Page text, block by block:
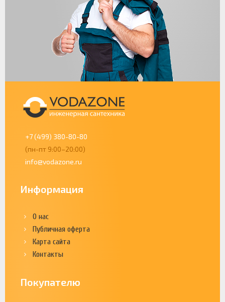
+7 (499) 380-80-80
(пн-пт 9:00–20:00)
info@vodazone.ru
Информация
О нас
Публичная оферта
Карта сайта
Контакты
Покупателю